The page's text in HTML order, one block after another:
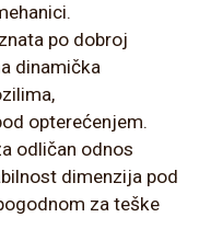
po dobroj
dinamička
opterećenjem.
odličan odnos
dimenzija pod
za teške